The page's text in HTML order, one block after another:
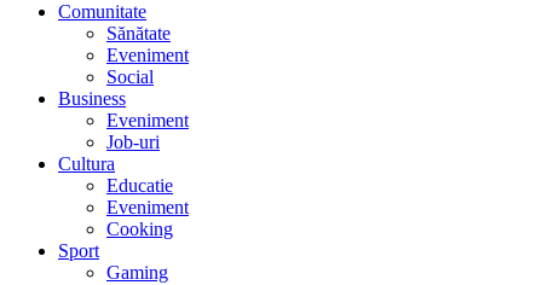
Comunitate
Sănătate
Eveniment
Social
Business
Eveniment
Job-uri
Cultura
Educatie
Eveniment
Cooking
Sport
Gaming